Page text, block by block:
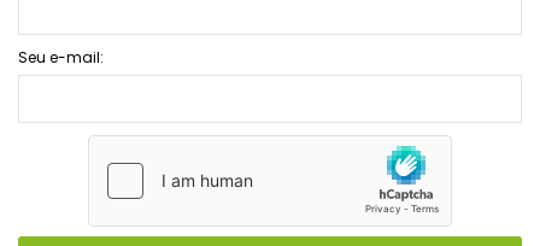
Seu e-mail: